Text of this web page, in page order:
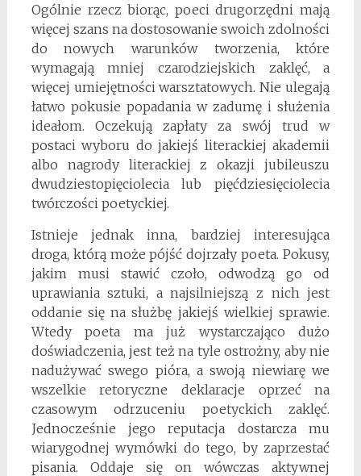
Ogólnie rzecz biorąc, poeci drugorzędni mają
więcej szans na dostosowanie swoich zdolności
do nowych warunków tworzenia, które
wymagają mniej czarodziejskich zaklęć, a
więcej umiejętności warsztatowych. Nie ulegają
łatwo pokusie popadania w zadumę i służenia
ideałom. Oczekują zapłaty za swój trud w
postaci wyboru do jakiejś literackiej akademii
albo nagrody literackiej z okazji jubileuszu
dwudziestopięciolecia lub pięćdziesięciolecia
twórczości poetyckiej.
Istnieje jednak inna, bardziej interesująca
droga, którą może pójść dojrzały poeta. Pokusy,
jakim musi stawić czoło, odwodzą go od
uprawiania sztuki, a najsilniejszą z nich jest
oddanie się na służbę jakiejś wielkiej sprawie.
Wtedy poeta ma już wystarczająco dużo
doświadczenia, jest też na tyle ostrożny, aby nie
nadużywać swego pióra, a swoją niewiarę we
wszelkie retoryczne deklaracje oprzeć na
czasowym odrzuceniu poetyckich zaklęć.
Jednocześnie jego reputacja dostarcza mu
wiarygodnej wymówki do tego, by zaprzestać
pisania. Oddaje się on wówczas aktywnej